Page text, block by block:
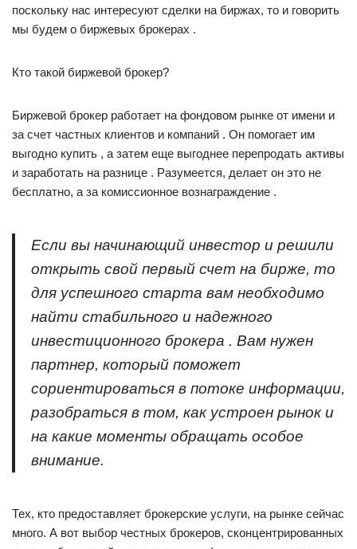
поскольку нас интересуют сделки на биржах, то и говорить
мы будем о биржевых брокерах .
Кто такой биржевой брокер?
Биржевой брокер работает на фондовом рынке от имени и
за счет частных клиентов и компаний . Он помогает им
выгодно купить , а затем еще выгоднее перепродать активы
и заработать на разнице . Разумеется, делает он это не
бесплатно, а за комиссионное вознаграждение .
Если вы начинающий инвестор и решили
открыть свой первый счет на бирже, то
для успешного старта вам необходимо
найти стабильного и надежного
инвестиционного брокера . Вам нужен
партнер, который поможет
сориентироваться в потоке информации,
разобраться в том, как устроен рынок и
на какие моменты обращать особое
внимание.
Тех, кто предоставляет брокерские услуги, на рынке сейчас
много. А вот выбор честных брокеров, сконцентрированных